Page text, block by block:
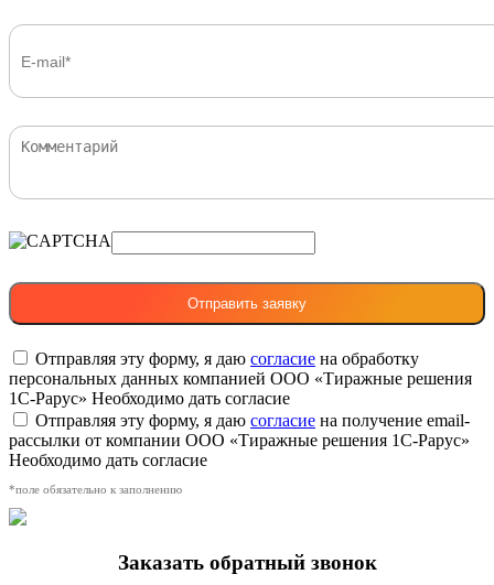
Отправляя эту форму, я даю согласие на обработку
персональных данных компанией ООО «Тиражные решения
1С-Рарус» Необходимо дать согласие
Отправляя эту форму, я даю согласие на получение email-
рассылки от компании ООО «Тиражные решения 1С-Рарус»
Необходимо дать согласие
*поле обязательно к заполнению
Заказать обратный звонок